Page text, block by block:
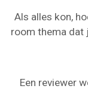
Als alles kon,
room thema dat
Een reviewer